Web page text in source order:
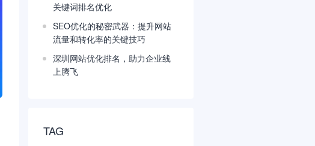
关键词排名优化
SEO优化的秘密武器：提升网站
流量和转化率的关键技巧
深圳网站优化排名，助力企业线
上腾飞
TAG